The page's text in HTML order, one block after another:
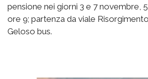
pensione nei giorni 3 e 7 novembre,
ore 9; partenza da viale
Geloso bus.